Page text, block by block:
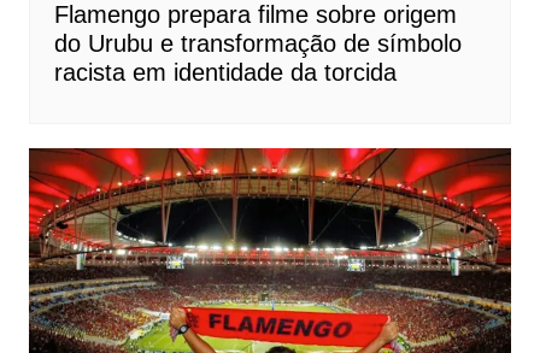
Flamengo prepara filme sobre origem
do Urubu e transformação de símbolo
racista em identidade da torcida